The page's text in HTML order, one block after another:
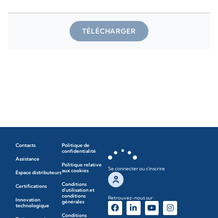
TÉLÉCHARGER
Contacts
Assistance
Espace distributeurs
Certifications
Innovation
technologique
Politique de
confidentialité
Politique relative
aux cookies
Conditions
d'utilisation et
conditions
générales
Conditions
Se connecter ou s'inscrire
Retrouvez-nous sur :